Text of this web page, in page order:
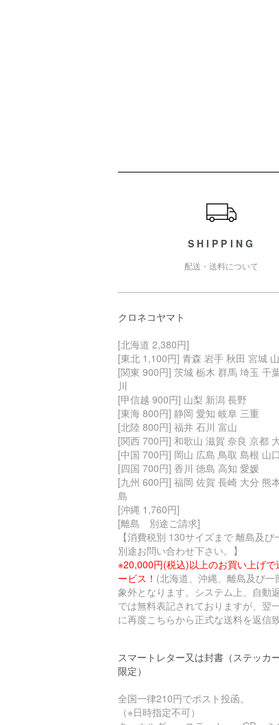
SHIPPING
配送・送料について
クロネコヤマト
[北海道 2,380円]
[東北 1,100円] 青森 岩手 秋田 宮城
[関東 900円] 茨城 栃木 群馬 埼玉 千
川
[甲信越 900円] 山梨 新潟 長野
[東海 800円] 静岡 愛知 岐阜 三重
[北陸 800円] 福井 石川 富山
[関西 700円] 和歌山 滋賀 奈良 京都
[中国 700円] 岡山 広島 鳥取 島根 山口
[四国 700円] 香川 徳島 高知 愛媛
[九州 600円] 福岡 佐賀 長崎 大分 熊
島
[沖縄 1,760円]
[離島 別途ご請求]
【消費税別 130サイズまで 離島及び
別途お問い合わせ下さい。】
※20,000円(税込)以上のお買い上げで
ービス！ (北海道、沖縄、離島及び一
象外となります。システム上、自動
では無料表記されておりますが、翌
に再度こちらから正式な送料を返信
スマートレター又は封書（ステッカ
限定）
全国一律210円でポスト投函。
（※日時指定不可）